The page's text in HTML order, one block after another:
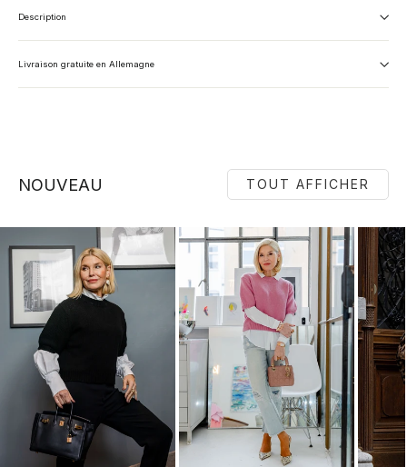
Description
Livraison gratuite en Allemagne
NOUVEAU TOUT AFFICHER